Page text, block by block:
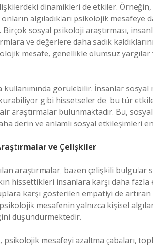
dinamikleri de etkiler.
algıladıkları psikolojik mesafeye
sosyal psikoloji araştırması,
ve değerlere daha sadık
mesafe, genellikle olumsuz
görülebilir. İnsanlar
gibi hissetseler de, bu tür
araştırmalar bulunmaktadır. Bu,
derin ve anlamlı sosyal etkileşimleri
ve Çelişkiler
araştırmalar, bazen çelişkili bulgular
hissettikleri insanlara karşı daha
karşı gösterilen empatiyi de
mesafenin yalnızca kişisel
düşündürmektedir.
psikolojik mesafeyi azaltma çabaları,